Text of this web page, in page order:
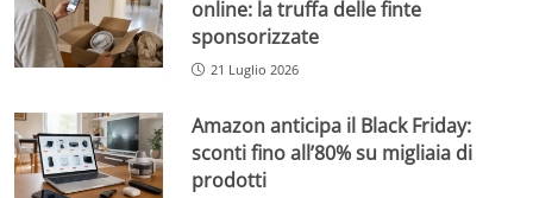
online: la truffa delle finte
sponsorizzate
21 Luglio 2026
Amazon anticipa il Black Friday:
sconti fino all’80% su migliaia di
prodotti